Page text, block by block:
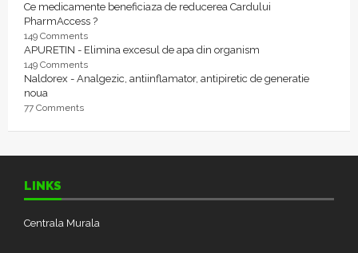
Ce medicamente beneficiaza de reducerea Cardului
PharmAccess ?
149 Comments
APURETIN - Elimina excesul de apa din organism
149 Comments
Naldorex - Analgezic, antiinflamator, antipiretic de generatie
noua
77 Comments
LINKS
Centrala Murala